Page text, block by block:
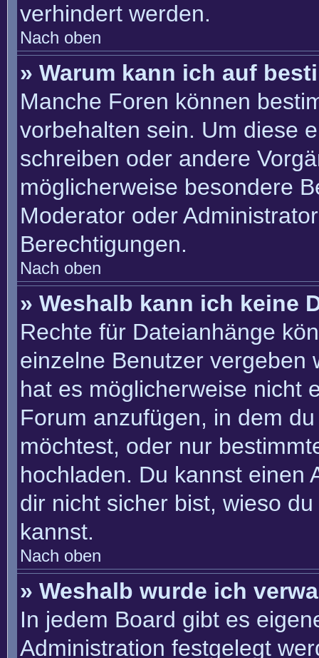
verhindert werden.
Nach oben
» Warum kann ich auf
Manche Foren können
vorbehalten sein. Um diese
schreiben oder andere
möglicherweise besondere
Moderator oder
Berechtigungen.
Nach oben
» Weshalb kann ich keine
Rechte für Dateianhänge
einzelne Benutzer vergeben
hat es möglicherweise nicht
Forum anzufügen, in dem
möchtest, oder nur
hochladen. Du kannst einen
dir nicht sicher bist, wieso
kannst.
Nach oben
» Weshalb wurde ich
In jedem Board gibt es
Administration festgelegt